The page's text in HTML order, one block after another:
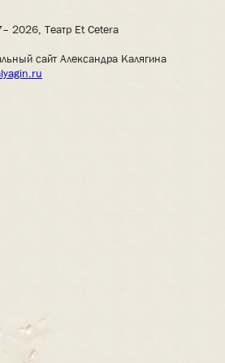
2026, Театр Et Cetera
сайт Александра Калягина